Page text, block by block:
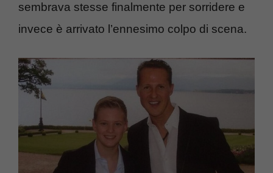
sembrava stesse finalmente per sorridere e
invece è arrivato l’ennesimo colpo di scena.